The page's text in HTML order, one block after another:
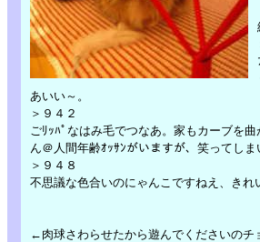
あいい～。
＞９４２
ごﾘｯﾊﾟなはみ毛でつなあ。家もカーブを
ん＠人間年齢ｵｯｻﾝがいますが、笑ってしま
＞９４８
不思議な色合いのにゃんこですねえ、きれ
←肉球さわらせたから遊んでくださいのチ